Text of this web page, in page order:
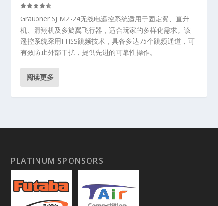
Graupner SJ MZ-24无线电遥控系统适用于固定翼、直升
机、滑翔机及多旋翼飞行器，适合玩家的多样化需求。该
遥控系统采用FHSS跳频技术，具备多达75个跳频通道，可
有效防止外部干扰，提供先进的可靠性操作。
阅读更多
PLATINUM SPONSORS